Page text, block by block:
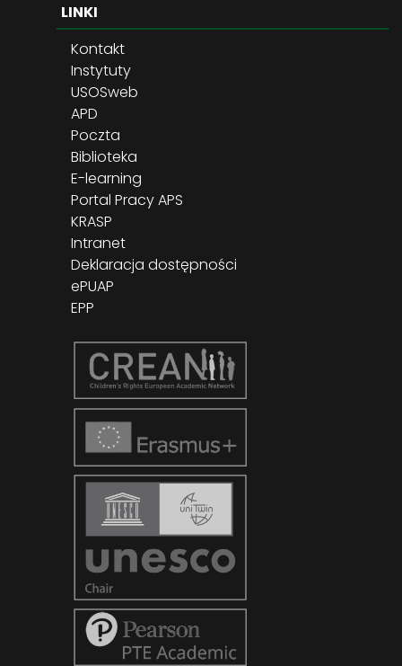
LINKI
Kontakt
Instytuty
USOSweb
APD
Poczta
Biblioteka
E-learning
Portal Pracy APS
KRASP
Intranet
Deklaracja dostępności
ePUAP
EPP